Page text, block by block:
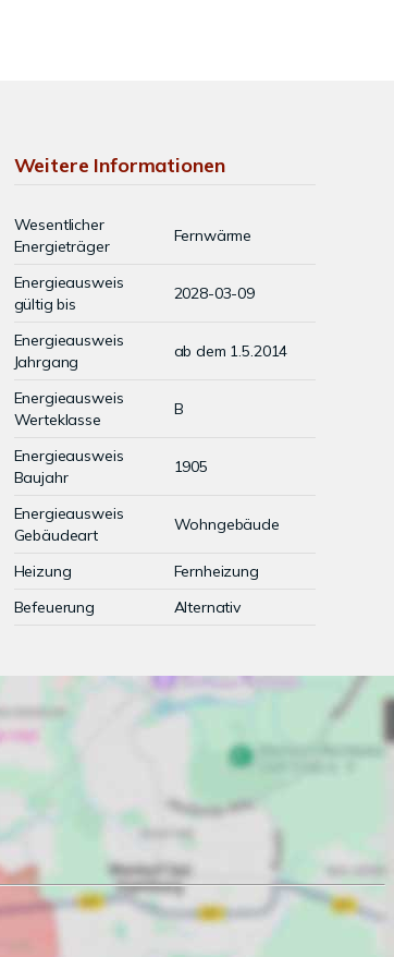
Weitere Informationen
Wesentlicher
Energieträger
Fernwärme
Energieausweis
gültig bis
2028-03-09
Energieausweis
Jahrgang
ab dem 1.5.2014
Energieausweis
Werteklasse
B
Energieausweis
Baujahr
1905
Energieausweis
Gebäudeart
Wohngebäude
Heizung
Fernheizung
Befeuerung
Alternativ